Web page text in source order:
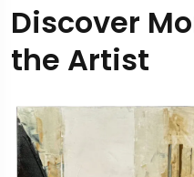
Discover
the Artist